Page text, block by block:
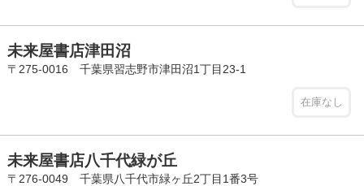
未来屋書店津田沼
〒275-0016 千葉県習志野市津田沼1丁目23-1
在庫なし
未来屋書店八千代緑が丘
〒276-0049 千葉県八千代市緑ヶ丘2丁目1番3号